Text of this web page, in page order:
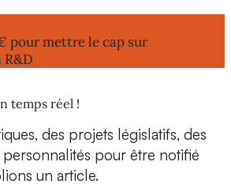
pour mettre le cap sur
temps réel !
des projets législatifs, des
pour être notifié
un article.